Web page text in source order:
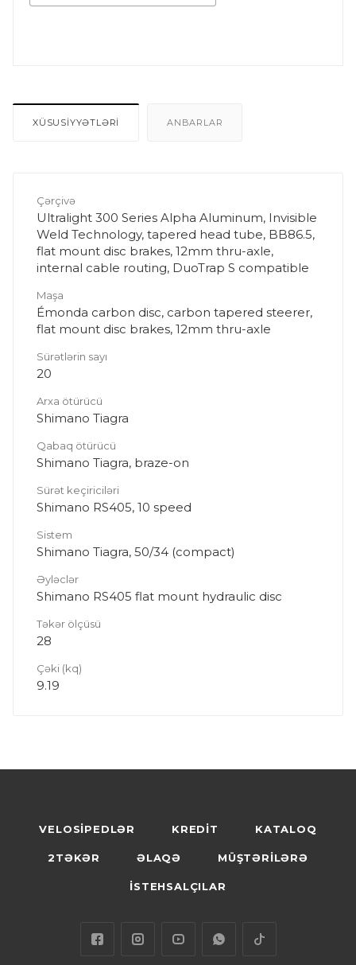
XÜSUSİYYƏTLƏRİ ANBARLAR
Çərçivə
Ultralight 300 Series Alpha Aluminum, Invisible
Weld Technology, tapered head tube, BB86.5,
flat mount disc brakes, 12mm thru-axle,
internal cable routing, DuoTrap S compatible
Maşa
Émonda carbon disc, carbon tapered steerer,
flat mount disc brakes, 12mm thru-axle
Sürətlərin sayı
20
Arxa ötürücü
Shimano Tiagra
Qabaq ötürücü
Shimano Tiagra, braze-on
Sürət keçiriciləri
Shimano RS405, 10 speed
Sistem
Shimano Tiagra, 50/34 (compact)
Əyləclər
Shimano RS405 flat mount hydraulic disc
Təkər ölçüsü
28
Çəki (kq)
9.19
VELOSİPEDLƏR KREDİT KATALOQ
2TƏKƏR ƏLAQƏ MÜŞTƏRİLƏRƏ
İSTEHSALÇILAR